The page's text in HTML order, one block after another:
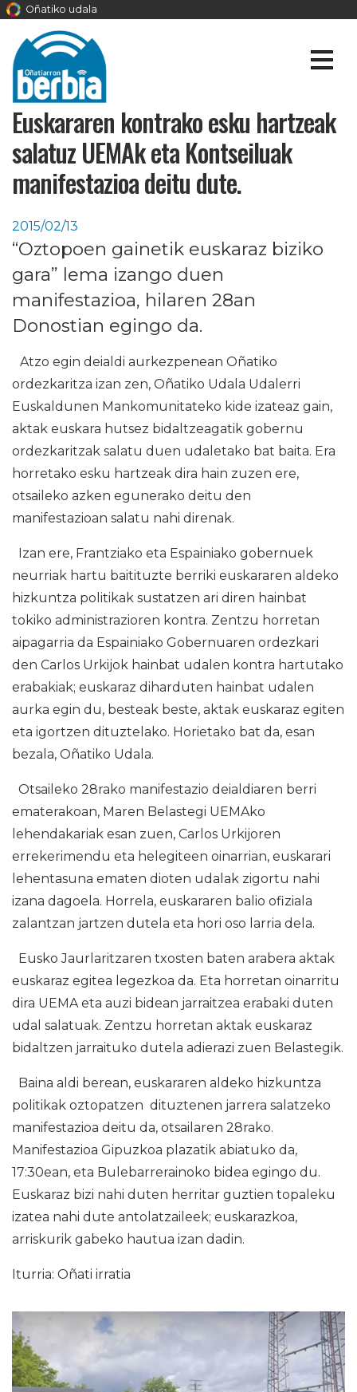
Oñatiko udala
Euskararen kontrako esku hartzeak
salatuz UEMAk eta Kontseiluak
manifestazioa deitu dute.
2015/02/13
“Oztopoen gainetik euskaraz biziko
gara” lema izango duen
manifestazioa, hilaren 28an
Donostian egingo da.
Atzo egin deialdi aurkezpenean Oñatiko
ordezkaritza izan zen, Oñatiko Udala Udalerri
Euskaldunen Mankomunitateko kide izateaz gain,
aktak euskara hutsez bidaltzeagatik gobernu
ordezkaritzak salatu duen udaletako bat baita. Era
horretako esku hartzeak dira hain zuzen ere,
otsaileko azken egunerako deitu den
manifestazioan salatu nahi direnak.
Izan ere, Frantziako eta Espainiako gobernuek
neurriak hartu baitituzte berriki euskararen aldeko
hizkuntza politikak sustatzen ari diren hainbat
tokiko administrazioren kontra. Zentzu horretan
aipagarria da Espainiako Gobernuaren ordezkari
den Carlos Urkijok hainbat udalen kontra hartutako
erabakiak; euskaraz diharduten hainbat udalen
aurka egin du, besteak beste, aktak euskaraz egiten
eta igortzen dituztelako. Horietako bat da, esan
bezala, Oñatiko Udala.
Otsaileko 28rako manifestazio deialdiaren berri
ematerakoan, Maren Belastegi UEMAko
lehendakariak esan zuen, Carlos Urkijoren
errekerimendu eta helegiteen oinarrian, euskarari
lehentasuna ematen dioten udalak zigortu nahi
izana dagoela. Horrela, euskararen balio ofiziala
zalantzan jartzen dutela eta hori oso larria dela.
Eusko Jaurlaritzaren txosten baten arabera aktak
euskaraz egitea legezkoa da. Eta horretan oinarritu
dira UEMA eta auzi bidean jarraitzea erabaki duten
udal salatuak. Zentzu horretan aktak euskaraz
bidaltzen jarraituko dutela adierazi zuen Belastegik.
Baina aldi berean, euskararen aldeko hizkuntza
politikak oztopatzen dituztenen jarrera salatzeko
manifestazioa deitu da, otsailaren 28rako.
Manifestazioa Gipuzkoa plazatik abiatuko da,
17:30ean, eta Bulebarrerainoko bidea egingo du.
Euskaraz bizi nahi duten herritar guztien topaleku
izatea nahi dute antolatzaileek; euskarazkoa,
arriskurik gabeko hautua izan dadin.
Iturria: Oñati irratia